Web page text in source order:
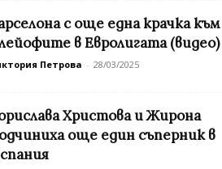
с още една крачка към
в Евролигата (видео)
Петрова - 28/03/2025
Христова и Жирона
още един съперник в